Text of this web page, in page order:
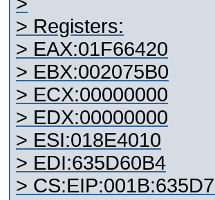
> Registers:
> EAX:01F66420
> EBX:002075B0
> ECX:00000000
> EDX:00000000
> ESI:018E4010
> EDI:635D60B4
>